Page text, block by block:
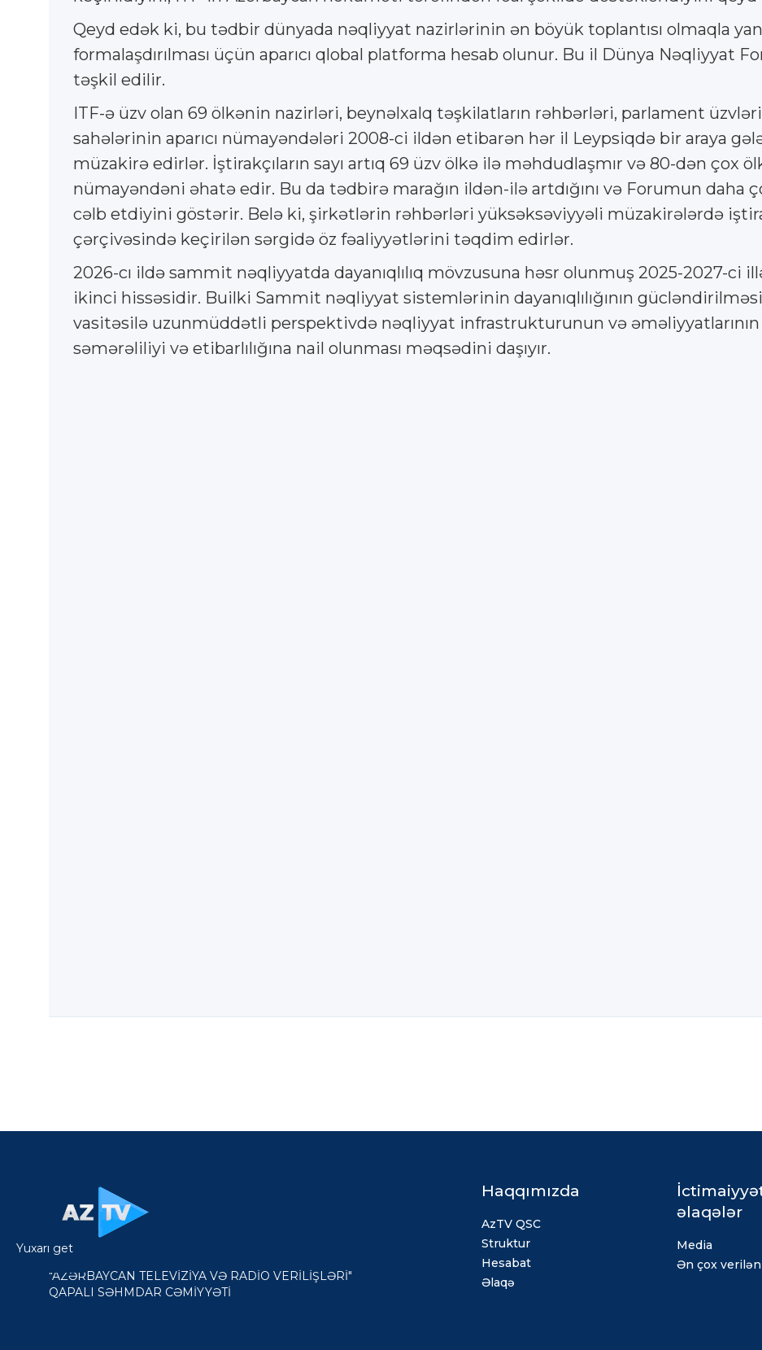
Qeyd edək ki, bu tədbir dünyada nəqliyyat nazirlərinin ən böyük toplantısı olmaqla
formalaşdırılması üçün aparıcı qlobal platforma hesab olunur. Bu il Dünya Nəqliyyat
təşkil edilir.
ITF-ə üzv olan 69 ölkənin nazirləri, beynəlxalq təşkilatların rəhbərləri, parlament
sahələrinin aparıcı nümayəndələri 2008-ci ildən etibarən hər il Leypsiqdə bir araya
müzakirə edirlər. İştirakçıların sayı artıq 69 üzv ölkə ilə məhdudlaşmır və 80-dən çox
nümayəndəni əhatə edir. Bu da tədbirə marağın ildən-ilə artdığını və Forumun
cəlb etdiyini göstərir. Belə ki, şirkətlərin rəhbərləri yüksəksəviyyəli müzakirələrdə
çərçivəsində keçirilən sərgidə öz fəaliyyətlərini təqdim edirlər.
2026-cı ildə sammit nəqliyyatda dayanıqlılıq mövzusuna həsr olunmuş 2025-2027-ci
ikinci hissəsidir. Builki Sammit nəqliyyat sistemlərinin dayanıqlılığının gücləndirilməsi
vasitəsilə uzunmüddətli perspektivdə nəqliyyat infrastrukturunun və əməliyyatlarının
səmərəliliyi və etibarlılığına nail olunması məqsədini daşıyır.
"AZƏRBAYCAN TELEVİZİYA VƏ RADİO VERİLİŞLƏRİ"
QAPALI SƏHMDAR CƏMİYYƏTİ
Haqqımızda
AzTV QSC
Struktur
Hesabat
Əlaqə
əlaqələr
Media
Ən çox
Yuxarı get